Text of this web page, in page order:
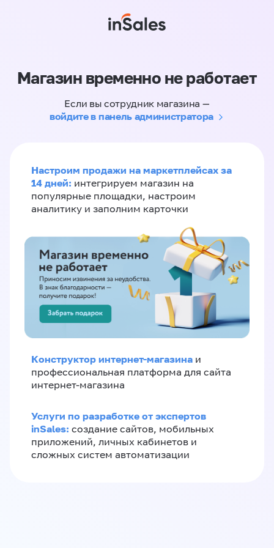
Магазин временно не работает
Если вы сотрудник магазина —
войдите в панель администратора
Настроим продажи на маркетплейсах за
14 дней: интегрируем магазин на
популярные площадки, настроим
аналитику и заполним карточки
Конструктор интернет-магазина и
профессиональная платформа для сайта
интернет-магазина
Услуги по разработке от экспертов
inSales: создание сайтов, мобильных
приложений, личных кабинетов и
сложных систем автоматизации